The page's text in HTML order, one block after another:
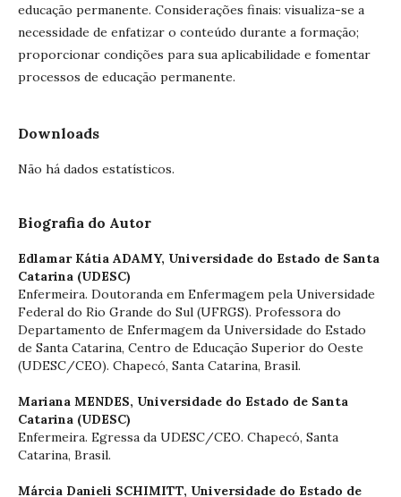
educação permanente. Considerações finais: visualiza-se a
necessidade de enfatizar o conteúdo durante a formação;
proporcionar condições para sua aplicabilidade e fomentar
processos de educação permanente.
Downloads
Não há dados estatísticos.
Biografia do Autor
Edlamar Kátia ADAMY, Universidade do Estado de Santa
Catarina (UDESC)
Enfermeira. Doutoranda em Enfermagem pela Universidade
Federal do Rio Grande do Sul (UFRGS). Professora do
Departamento de Enfermagem da Universidade do Estado
de Santa Catarina, Centro de Educação Superior do Oeste
(UDESC/CEO). Chapecó, Santa Catarina, Brasil.
Mariana MENDES, Universidade do Estado de Santa
Catarina (UDESC)
Enfermeira. Egressa da UDESC/CEO. Chapecó, Santa
Catarina, Brasil.
Márcia Danieli SCHIMITT, Universidade do Estado de